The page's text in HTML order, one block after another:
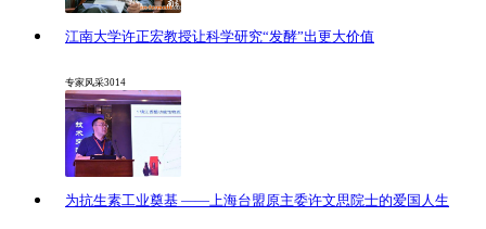
江南大学许正宏教授让科学研究“发酵”出更大价值
专家风采3014
为抗生素工业奠基 ——上海台盟原主委许文思院士的爱国人生